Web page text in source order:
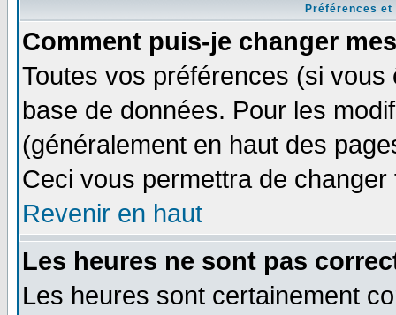
Préférences
Comment puis-je changer
Toutes vos préférences (si
base de données. Pour les
(généralement en haut des
Ceci vous permettra de
Revenir en haut
Les heures ne sont pas
Les heures sont certainement